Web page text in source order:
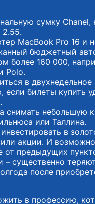
сумку Chanel,
2.55.
MacBook Pro 16 и
бюджетный
более 160 000,
Polo.
в
если билеты купить
снимать небольшую
или Таллина.
в
или акции. И
от предыдущих
– существенно
после
в профессию,